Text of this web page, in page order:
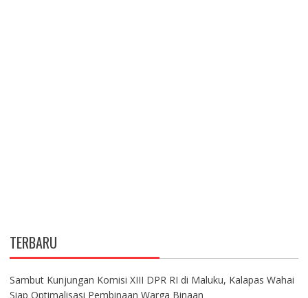
TERBARU
Sambut Kunjungan Komisi XIII DPR RI di Maluku, Kalapas Wahai
Siap Optimalisasi Pembinaan Warga Binaan